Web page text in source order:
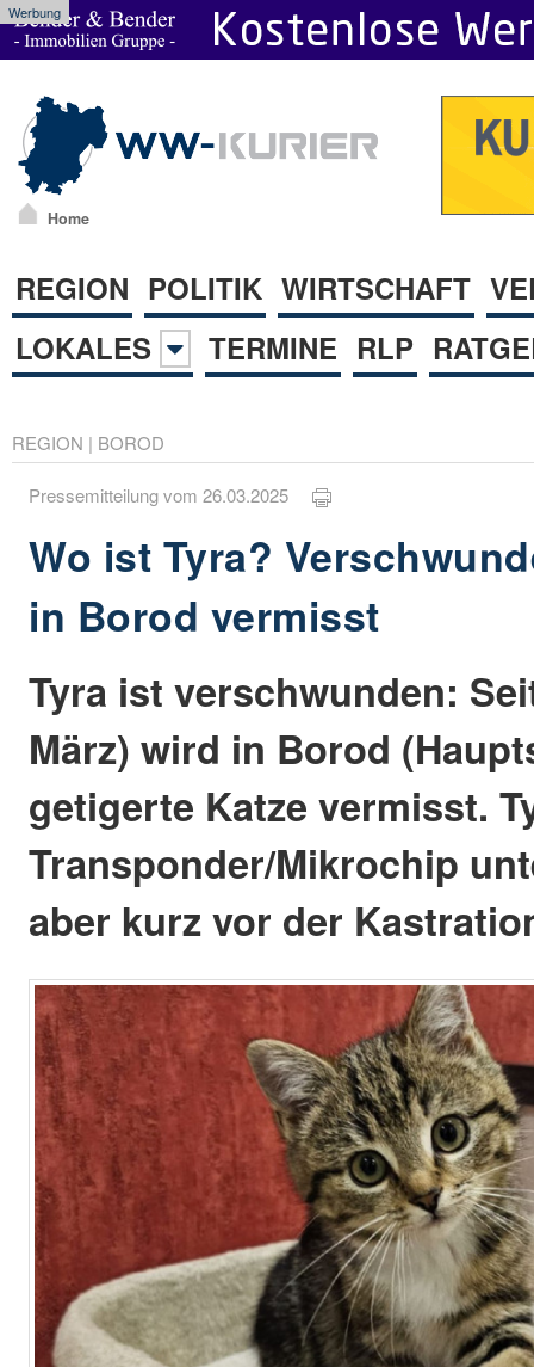
Werbung
Home
REGION POLITIK WIRTSCHAFT
LOKALES
TERMINE RLP
REGION | BOROD
Pressemitteilung vom 26.03.2025
Wo ist Tyra?
in Borod vermisst
Tyra ist verschwunden:
März) wird in Borod
getigerte Katze vermisst.
Transponder/Mikrochip
aber kurz vor der